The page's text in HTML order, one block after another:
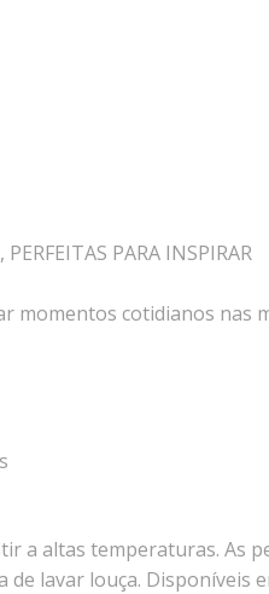
PERFEITAS PARA INSPIRAR
momentos cotidianos nas
a altas temperaturas. As
lavar louça. Disponíveis